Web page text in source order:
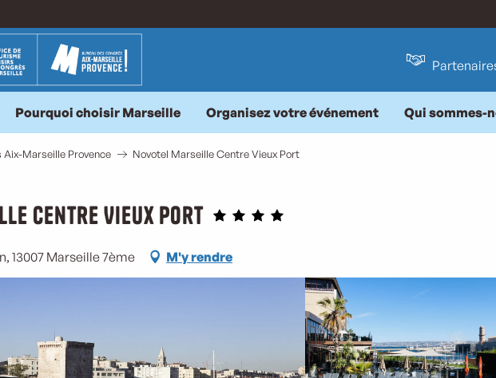
Pourquoi choisir Marseille Organisez votre événement Qui sommes-
Aix-Marseille Provence Novotel Marseille Centre Vieux Port
Centre Vieux Port
13007 Marseille 7ème
M'y rendre